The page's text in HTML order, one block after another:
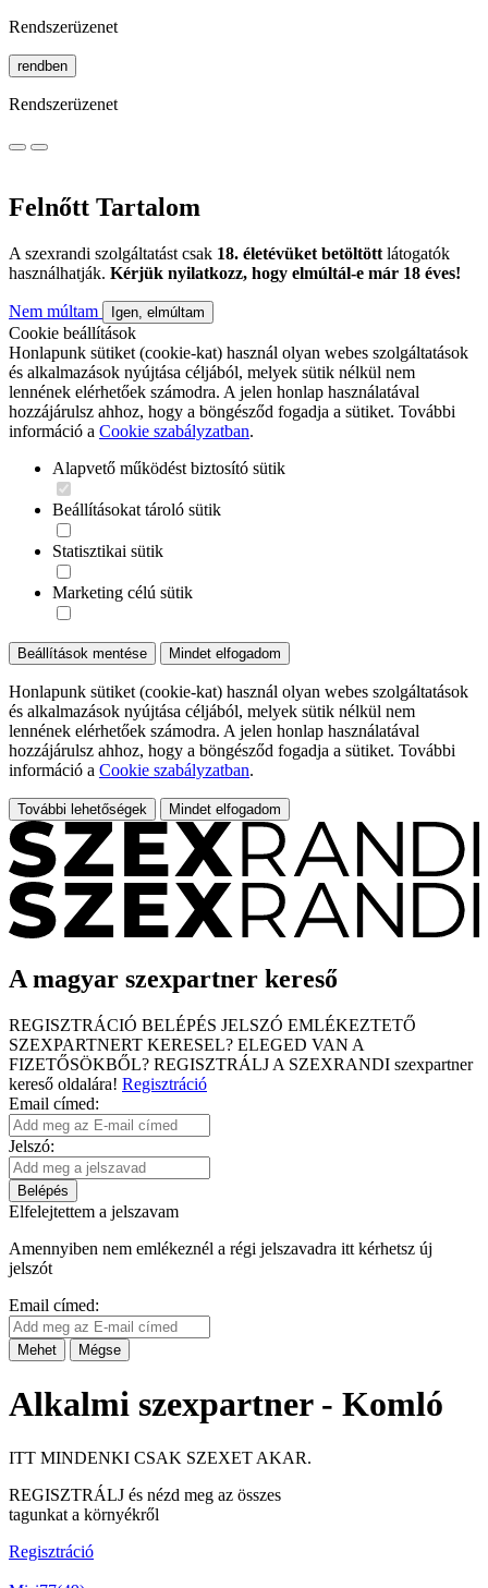
Rendszerüzenet
rendben
Rendszerüzenet
Felnőtt Tartalom
A szexrandi szolgáltatást csak 18. életévüket betöltött látogatók
használhatják. Kérjük nyilatkozz, hogy elmúltál-e már 18 éves!
Nem múltam Igen, elmúltam
Cookie beállítások
Honlapunk sütiket (cookie-kat) használ olyan webes szolgáltatások
és alkalmazások nyújtása céljából, melyek sütik nélkül nem
lennének elérhetőek számodra. A jelen honlap használatával
hozzájárulsz ahhoz, hogy a böngésződ fogadja a sütiket. További
információ a Cookie szabályzatban.
Alapvető működést biztosító sütik
Beállításokat tároló sütik
Statisztikai sütik
Marketing célú sütik
Beállítások mentése Mindet elfogadom
Honlapunk sütiket (cookie-kat) használ olyan webes szolgáltatások
és alkalmazások nyújtása céljából, melyek sütik nélkül nem
lennének elérhetőek számodra. A jelen honlap használatával
hozzájárulsz ahhoz, hogy a böngésződ fogadja a sütiket. További
információ a Cookie szabályzatban.
További lehetőségek Mindet elfogadom
A magyar szexpartner kereső
REGISZTRÁCIÓ BELÉPÉS JELSZÓ EMLÉKEZTETŐ
SZEXPARTNERT KERESEL? ELEGED VAN A
FIZETŐSÖKBŐL? REGISZTRÁLJ A SZEXRANDI szexpartner
kereső oldalára! Regisztráció
Email címed:
Jelszó:
Belépés
Elfelejtettem a jelszavam
Amennyiben nem emlékeznél a régi jelszavadra itt kérhetsz új
jelszót
Email címed:
Mehet Mégse
Alkalmi szexpartner - Komló
ITT MINDENKI CSAK SZEXET AKAR.
REGISZTRÁLJ és nézd meg az összes
tagunkat a környékről
Regisztráció